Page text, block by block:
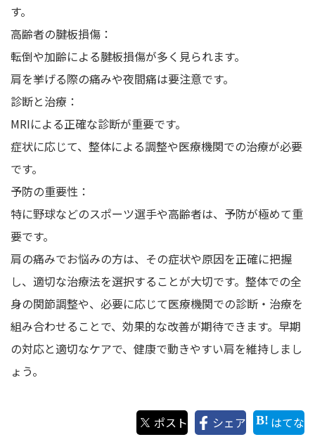
す。
高齢者の腱板損傷：
転倒や加齢による腱板損傷が多く見られます。
肩を挙げる際の痛みや夜間痛は要注意です。
診断と治療：
MRIによる正確な診断が重要です。
症状に応じて、整体による調整や医療機関での治療が必要
です。
予防の重要性：
特に野球などのスポーツ選手や高齢者は、予防が極めて重
要です。
肩の痛みでお悩みの方は、その症状や原因を正確に把握
し、適切な治療法を選択することが大切です。整体での全
身の関節調整や、必要に応じて医療機関での診断・治療を
組み合わせることで、効果的な改善が期待できます。早期
の対応と適切なケアで、健康で動きやすい肩を維持しまし
ょう。
ポスト シェア はてな